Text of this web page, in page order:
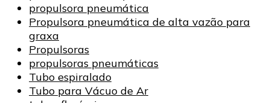
propulsora pneumática
Propulsora pneumática de alta vazão para
graxa
Propulsoras
propulsoras pneumáticas
Tubo espiralado
Tubo para Vácuo de Ar